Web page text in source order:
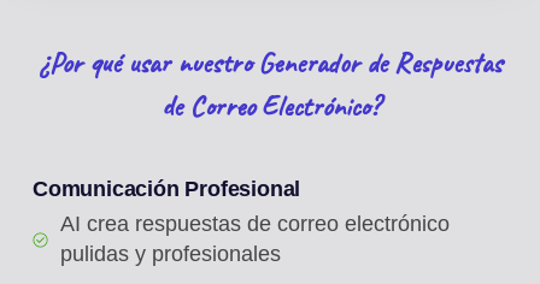
¿Por qué usar nuestro Generador de Respuestas
de Correo Electrónico?
Comunicación Profesional
AI crea respuestas de correo electrónico
pulidas y profesionales